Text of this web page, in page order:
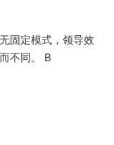
固定模式，领导效
不同。 B